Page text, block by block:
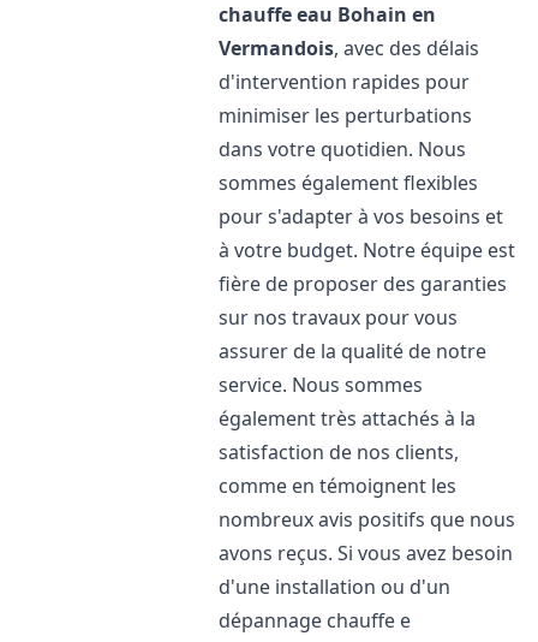
chauffe eau Bohain en
Vermandois, avec des délais
d'intervention rapides pour
minimiser les perturbations
dans votre quotidien. Nous
sommes également flexibles
pour s'adapter à vos besoins et
à votre budget. Notre équipe est
fière de proposer des garanties
sur nos travaux pour vous
assurer de la qualité de notre
service. Nous sommes
également très attachés à la
satisfaction de nos clients,
comme en témoignent les
nombreux avis positifs que nous
avons reçus. Si vous avez besoin
d'une installation ou d'un
dépannage chauffe e